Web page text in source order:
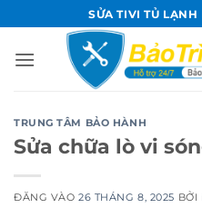
qua
nội
SỬA TIVI TỦ LẠNH
TRUNG TÂM BẢO HÀNH
Sửa chữa lò vi
ĐĂNG VÀO26 THÁNG 8, 2025 BỞI